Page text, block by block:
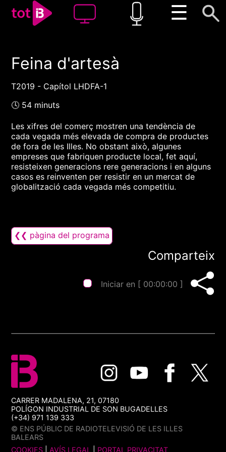
☰
00:00 00:00
1x
Feina d'artesà
T2019 - Capítol LHDFA-1
🕓 54 minuts
Les xifres del comerç mostren una tendència de
cada vegada més elevada de compra de productes
de fora de les Illes. No obstant això, algunes
empreses que fabriquen producte local, fet aquí,
resisteixen generacions rere generacions i en alguns
casos es reinventen per resistir en un mercat de
globalització cada vegada més competitiu.
❮❮ pàgina del programa
Comparteix
Iniciar en [ 00:00:00 ]
CARRER MADALENA, 21, 07180
POLÍGON INDUSTRIAL DE SON BUGADELLES
(+34) 971 139 333
© ENS PÚBLIC DE RADIOTELEVISIÓ DE LES ILLES
BALEARS
COOKIES
AVÍS LEGAL PORTAL PRIVACITAT